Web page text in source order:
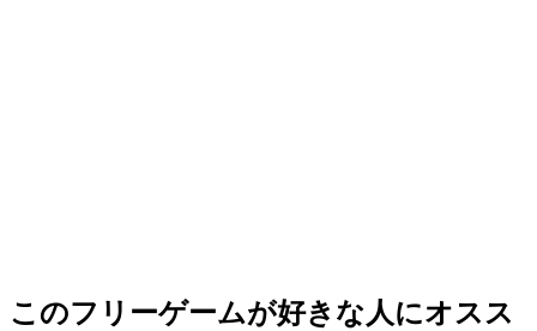
このフリーゲームが好きな人にオスス